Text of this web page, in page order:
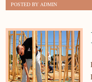
POSTED BY ADMIN